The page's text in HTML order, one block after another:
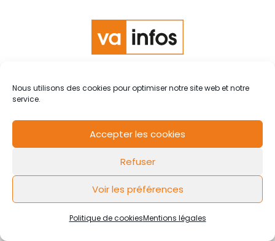
Nous utilisons des cookies pour optimiser notre site web et notre
service.
Accepter les cookies
Refuser
Voir les préférences
Politique de cookiesMentions légales
Contact
Mentions légales Politique de cookies Design by